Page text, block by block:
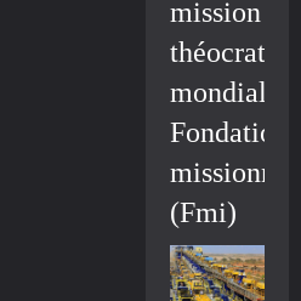
mission
mondiale/
Fondation
(Fmi)